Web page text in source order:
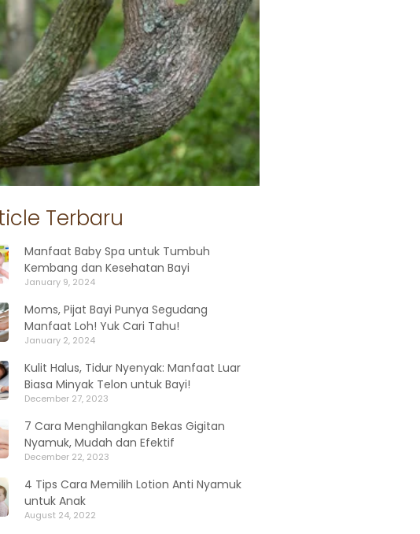
Terbaru
Manfaat Baby Spa untuk Tumbuh
Kembang dan Kesehatan Bayi
January 9, 2024
Moms, Pijat Bayi Punya Segudang
Manfaat Loh! Yuk Cari Tahu!
January 2, 2024
Kulit Halus, Tidur Nyenyak: Manfaat Luar
Biasa Minyak Telon untuk Bayi!
December 27, 2023
7 Cara Menghilangkan Bekas Gigitan
Nyamuk, Mudah dan Efektif
December 22, 2023
4 Tips Cara Memilih Lotion Anti Nyamuk
untuk Anak
August 24, 2022